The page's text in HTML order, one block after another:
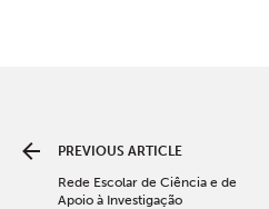
PREVIOUS ARTICLE
Rede Escolar de Ciência e de
Apoio à Investigação